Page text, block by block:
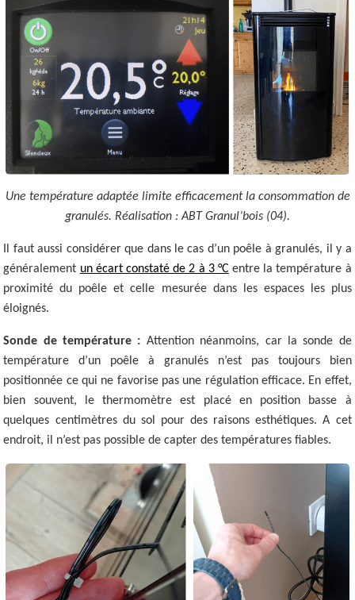
Une température adaptée limite efficacement la consommation de
granulés. Réalisation : ABT Granul’bois (04).
Il faut aussi considérer que dans le cas d’un poêle à granulés, il y a
généralement un écart constaté de 2 à 3 °C entre la température à
proximité du poêle et celle mesurée dans les espaces les plus
éloignés.
Sonde de température : Attention néanmoins, car la sonde de
température d’un poêle à granulés n’est pas toujours bien
positionnée ce qui ne favorise pas une régulation efficace. En effet,
bien souvent, le thermomètre est placé en position basse à
quelques centimètres du sol pour des raisons esthétiques. A cet
endroit, il n’est pas possible de capter des températures fiables.